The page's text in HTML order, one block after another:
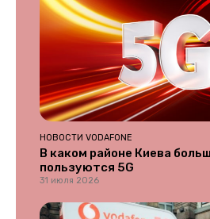
НОВОСТИ VODAFONE
В каком районе Киева
пользуются 5G
31 июля 2026